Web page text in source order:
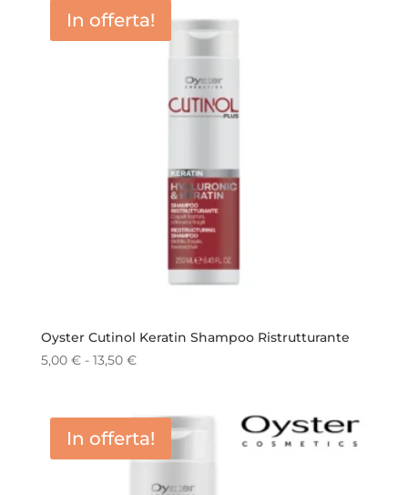
In offerta!
Oyster Cutinol Keratin Shampoo Ristrutturante
5,00 € - 13,50 €Fascia
da
5,00 €
a
13,50 €
In offerta!